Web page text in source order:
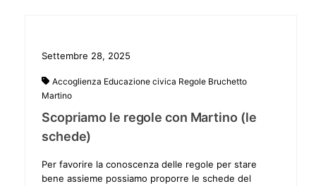
Settembre 28, 2025
Accoglienza Educazione civica Regole Bruchetto
Martino
Scopriamo le regole con Martino (le
schede)
Per favorire la conoscenza delle regole per stare
bene assieme possiamo proporre le schede del